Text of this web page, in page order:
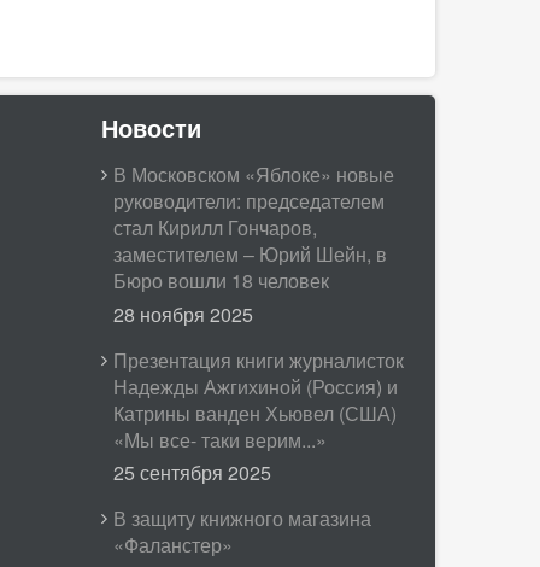
Новости
В Московском «Яблоке» новые
руководители: председателем
стал Кирилл Гончаров,
заместителем – Юрий Шейн, в
Бюро вошли 18 человек
28 ноября 2025
Презентация книги журналисток
Надежды Ажгихиной (Россия) и
Катрины ванден Хьювел (США)
«Мы все- таки верим...»
25 сентября 2025
В защиту книжного магазина
«Фаланстер»